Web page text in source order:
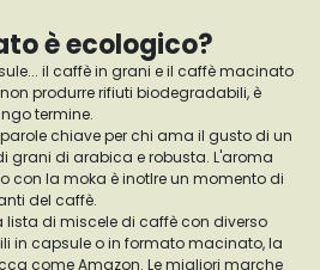
è ecologico?
il caffè in grani e il caffè macinato
produrre rifiuti biodegradabili, è
termine.
chiave per chi ama il gusto di un
grani di arabica e robusta. L'aroma
con la moka è inotlre un momento di
del caffè.
lista di miscele di caffè con diverso
in capsule o in formato macinato, la
come Amazon. Le migliori marche